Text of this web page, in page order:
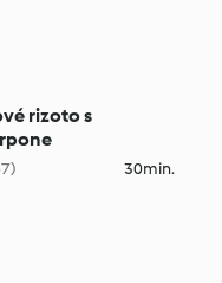
rizoto s
30min.